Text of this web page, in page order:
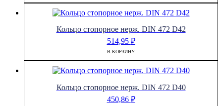
Кольцо стопорное нерж. DIN 472 D42
514,95 ₽
В КОРЗИНУ
Кольцо стопорное нерж. DIN 472 D40
450,86 ₽